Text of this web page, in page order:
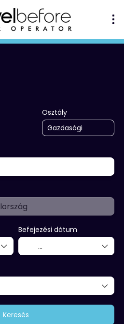
Osztály
Befejezési dátum
Keresés